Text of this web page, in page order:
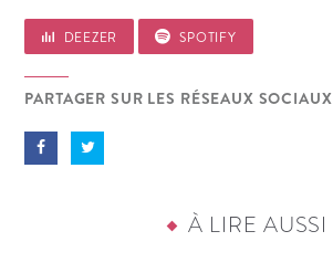
DEEZER SPOTIFY
PARTAGER SUR LES RÉSEAUX SOCIAUX
À LIRE AUSSI